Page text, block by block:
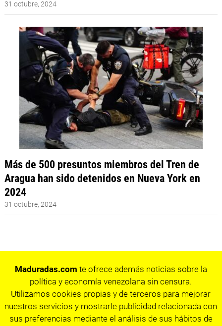
31 octubre, 2024
Más de 500 presuntos miembros del Tren de
Aragua han sido detenidos en Nueva York en
2024
31 octubre, 2024
Maduradas.com te ofrece además noticias sobre la
política y economía venezolana sin censura.
Utilizamos cookies propias y de terceros para mejorar
nuestros servicios y mostrarle publicidad relacionada con
sus preferencias mediante el análisis de sus hábitos de